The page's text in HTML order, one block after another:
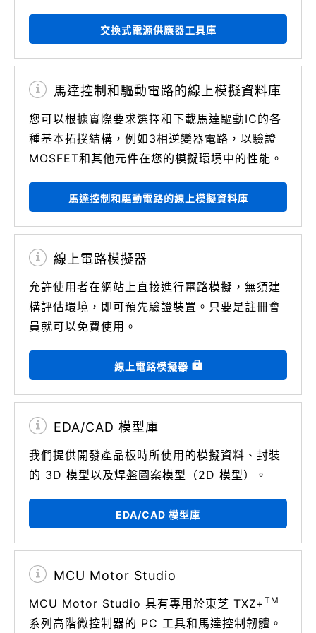
交換式電源供應器工具庫
馬達控制和驅動電路的線上模擬資料庫
您可以根據實際要求選擇和下載馬達驅動IC的各
種基本拓撲結構，例如3相逆變器電路，以驗證
MOSFET和其他元件在您的模擬環境中的性能。
馬達控制和驅動電路的線上模擬資料庫
線上電路模擬器
允許使用者在網站上直接進行電路模擬，無須建
構評估環境，即可預先驗證裝置。只要是註冊會
員就可以免費使用。
線上電路模擬器
EDA/CAD 模型庫
我們提供開發產品板時所使用的模擬資料、封裝
的 3D 模型以及焊盤圖案模型（2D 模型）。
EDA/CAD 模型庫
MCU Motor Studio
MCU Motor Studio 具有專用於東芝 TXZ+ TM
系列高階微控制器的 PC 工具和馬達控制韌體。